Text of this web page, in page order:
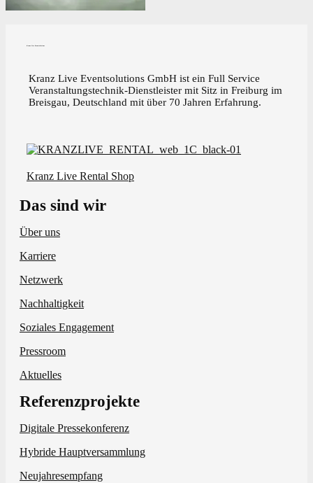
Kranz Live Eventsolutions GmbH ist ein Full Service
Veranstaltungstechnik-Dienstleister mit Sitz in Freiburg im
Breisgau, Deutschland mit über 70 Jahren Erfahrung.
Kranz Live Rental Shop
Das sind wir
Über uns
Karriere
Netzwerk
Nachhaltigkeit
Soziales Engagement
Pressroom
Aktuelles
Referenzprojekte
Digitale Pressekonferenz
Hybride Hauptversammlung
Neujahresempfang